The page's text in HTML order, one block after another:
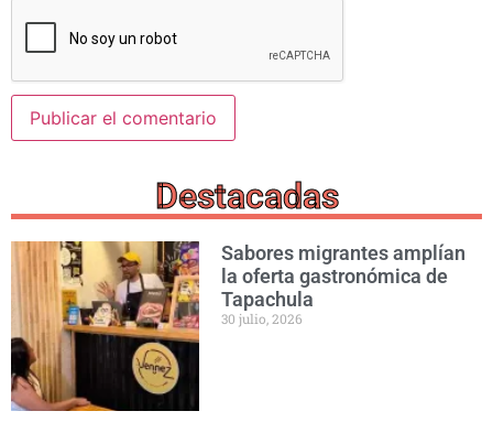
Destacadas
Sabores migrantes amplían
la oferta gastronómica de
Tapachula
30 julio, 2026